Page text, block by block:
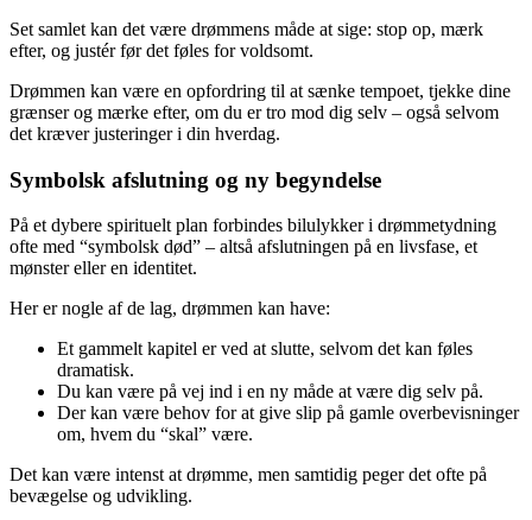
Set samlet kan det være drømmens måde at sige: stop op, mærk
efter, og justér før det føles for voldsomt.
Drømmen kan være en opfordring til at sænke tempoet, tjekke dine
grænser og mærke efter, om du er tro mod dig selv – også selvom
det kræver justeringer i din hverdag.
Symbolsk afslutning og ny begyndelse
På et dybere spirituelt plan forbindes bilulykker i drømmetydning
ofte med “symbolsk død” – altså afslutningen på en livsfase, et
mønster eller en identitet.
Her er nogle af de lag, drømmen kan have:
Et gammelt kapitel er ved at slutte, selvom det kan føles
dramatisk.
Du kan være på vej ind i en ny måde at være dig selv på.
Der kan være behov for at give slip på gamle overbevisninger
om, hvem du “skal” være.
Det kan være intenst at drømme, men samtidig peger det ofte på
bevægelse og udvikling.